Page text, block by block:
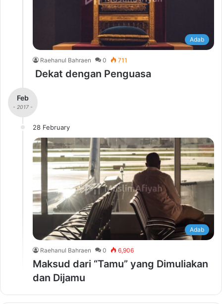
Adab
Raehanul Bahraen 0 711
Dekat dengan Penguasa
Feb
- 2017 -
28 February
Adab
Raehanul Bahraen 0 6,906
Maksud dari “Tamu” yang Dimuliakan
dan Dijamu